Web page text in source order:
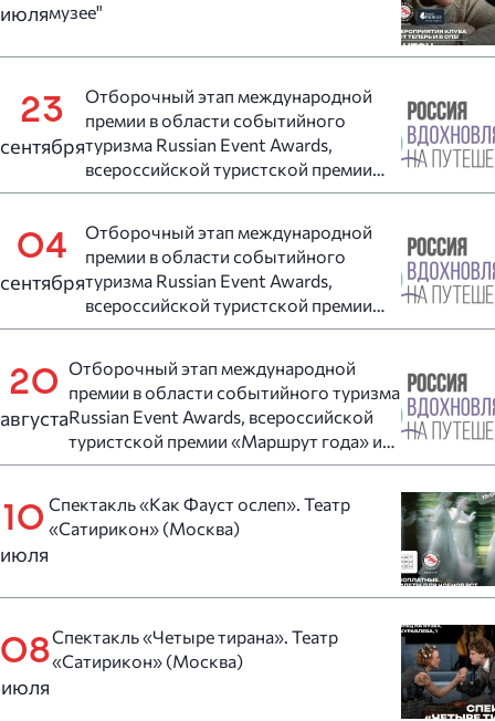
июлямузее"
23
сентября
Отборочный этап международной
премии в области событийного
туризма Russian Event Awards,
всероссийской туристской премии
«Маршрут года» и всероссийском
04
сентября
Отборочный этап международной
премии в области событийного
туризма Russian Event Awards,
всероссийской туристской премии
«Маршрут года» и всероссийском
20
августа
Отборочный этап международной
премии в области событийного туризма
Russian Event Awards, всероссийской
туристской премии «Маршрут года» и
всероссийском конкурсе
10
июля
Спектакль «Как Фауст ослеп». Театр
«Сатирикон» (Москва)
08
июля
Спектакль «Четыре тирана». Театр
«Сатирикон» (Москва)